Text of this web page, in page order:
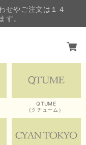
せやご注文は１４
す。
QTUME
(クチューム）